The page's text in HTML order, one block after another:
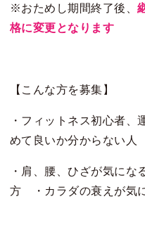
※おためし期間終了後、
格に変更となります
【こんな方を募集】
・フィットネス初心者、
めて良いか分からない人
・肩、腰、ひざが気に
方 ・カラダの衰えが気